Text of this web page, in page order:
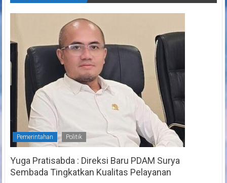
Pemerintahan Politik
Yuga Pratisabda : Direksi Baru PDAM Surya
Sembada Tingkatkan Kualitas Pelayanan